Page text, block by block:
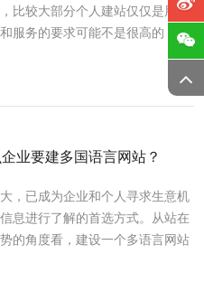
比较大部分个人建站仅仅是用于
服务的要求可能不是很高的，而
业要建多国语言网站？
，已成为企业和个人寻求生意机
息进行了解的首选方式。从站在
的角度看，建设一个多语言网站